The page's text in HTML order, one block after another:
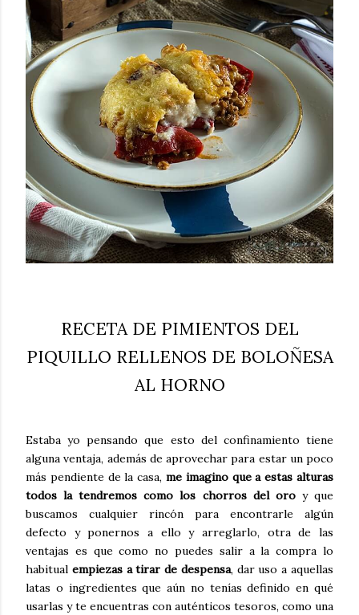
sustituto perfecto a los frutos se...
RECETA DE PIMIENTOS DEL
PIQUILLO RELLENOS DE BOLOÑESA
AL HORNO
Estaba yo pensando que esto del confinamiento tiene
alguna ventaja, además de aprovechar para estar un poco
más pendiente de la casa, me imagino que a estas alturas
todos la tendremos como los chorros del oroy que
buscamos cualquier rincón para encontrarle algún
defecto y ponernos a ello y arreglarlo, otra de las
ventajas es que como no puedes salir a la compra lo
habitual empiezas a tirar de despensa, dar uso a aquellas
latas o ingredientes que aún no tenías definido en qué
usarlas y te encuentras con auténticos tesoros, como una